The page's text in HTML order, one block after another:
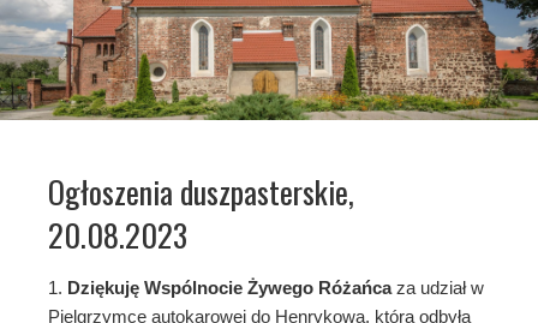
Ogłoszenia duszpasterskie,
20.08.2023
1. Dziękuję Wspólnocie Żywego Różańcaza udział w
Pielgrzymce autokarowej do Henrykowa, która odbyła